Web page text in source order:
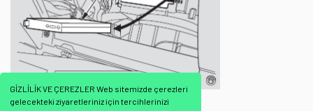
GİZLİLİK VE ÇEREZLER Web sitemizde çerezleri
gelecekteki ziyaretleriniz için tercihlerinizi